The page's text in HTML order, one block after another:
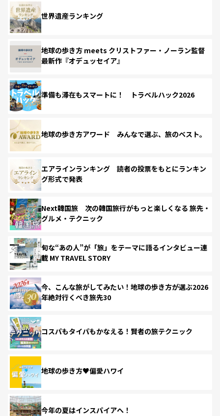
世界遺産ランキング
地球の歩き方 meets クリストファー・ノーラン監督
最新作『オデュッセイア』
準備も滞在もスマートに！ トラベルハック2026
地球の歩き方アワード みんなで選ぶ、旅のベスト。
エアラインランキング 読者の投票をもとにランキン
グ形式で発表
Next韓国旅 次の韓国旅行がもっと楽しくなる 旅先・
グルメ・テクニック
旬な“あの人”が「旅」をテーマに語るインタビュー連
載 MY TRAVEL STORY
今、こんな旅がしてみたい！地球の歩き方が選ぶ2026
年絶対行くべき旅先30
コスパもタイパもかなえる！賢者の旅テクニック
地球の歩き方♥偏愛ハワイ
今年の夏はインスパイアへ！